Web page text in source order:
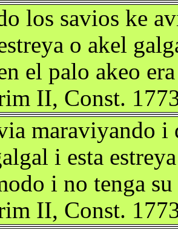
los savios ke
o akel
el palo akeo
II, Const.
maraviyando i
i esta
i no tenga
II, Const.